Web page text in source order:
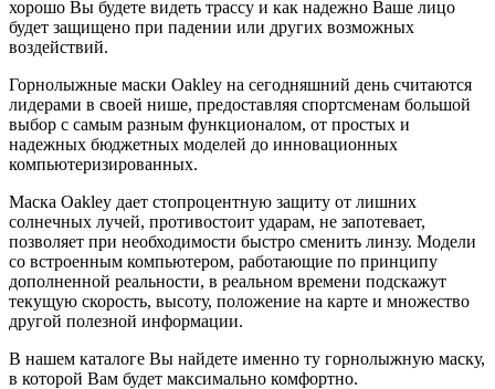
хорошо Вы будете видеть трассу и как надежно Ваше лицо
будет защищено при падении или других возможных
воздействий.
Горнолыжные маски Oakley на сегодняшний день считаются
лидерами в своей нише, предоставляя спортсменам большой
выбор с самым разным функционалом, от простых и
надежных бюджетных моделей до инновационных
компьютеризированных.
Маска Oakley дает стопроцентную защиту от лишних
солнечных лучей, противостоит ударам, не запотевает,
позволяет при необходимости быстро сменить линзу. Модели
со встроенным компьютером, работающие по принципу
дополненной реальности, в реальном времени подскажут
текущую скорость, высоту, положение на карте и множество
другой полезной информации.
В нашем каталоге Вы найдете именно ту горнолыжную маску,
в которой Вам будет максимально комфортно.